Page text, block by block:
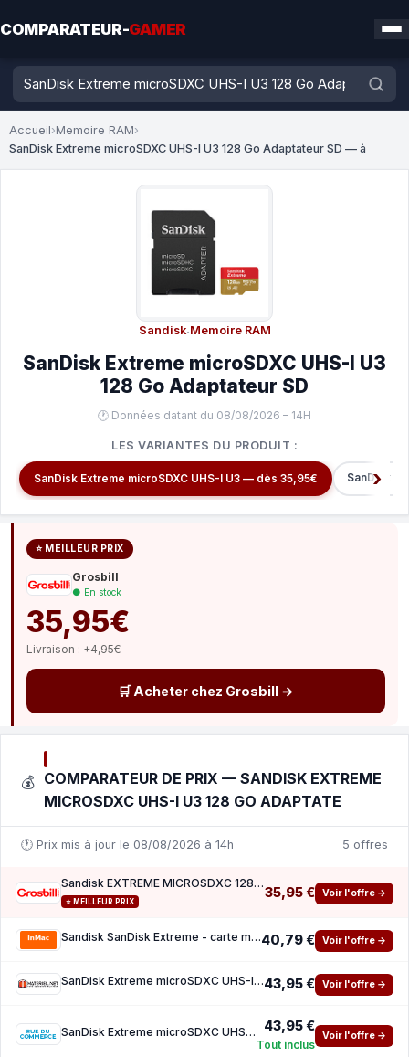
COMPARATEUR-GAMER
Accueil›Memoire RAM›
SanDisk Extreme microSDXC UHS-I U3 128 Go Adaptateur SD — à
Sandisk·Memoire RAM
SanDisk Extreme microSDXC UHS-I U3
128 Go Adaptateur SD
🕐 Données datant du 08/08/2026 – 14H
LES VARIANTES DU PRODUIT :
SanDisk Extreme microSDXC UHS-I U3 — dès 35,95€ SanDisk
⭐ MEILLEUR PRIX
Grosbill
● En stock
35,95€
Livraison : +4,95€
🛒 Acheter chez Grosbill →
💰 COMPARATEUR DE PRIX — SANDISK EXTREME
MICROSDXC UHS-I U3 128 GO ADAPTATE
🕐 Prix mis à jour le 08/08/2026 à 14h 5 offres
Sandisk EXTREME MICROSDXC 128GB SD
⭐ MEILLEUR PRIX
35,95 € Voir l'offre →
Sandisk SanDisk Extreme - carte memoire flash - 128 Go - microSDXC UHS-I40,79 € Voir l'offre →
SanDisk Extreme microSDXC UHS-I U3 128 Go Adaptateur SD43,95 € Voir l'offre →
SanDisk Extreme microSDXC UHS-I U3 128 Go Adaptateur SD 43,95 €
Tout inclus
Voir l'offre →